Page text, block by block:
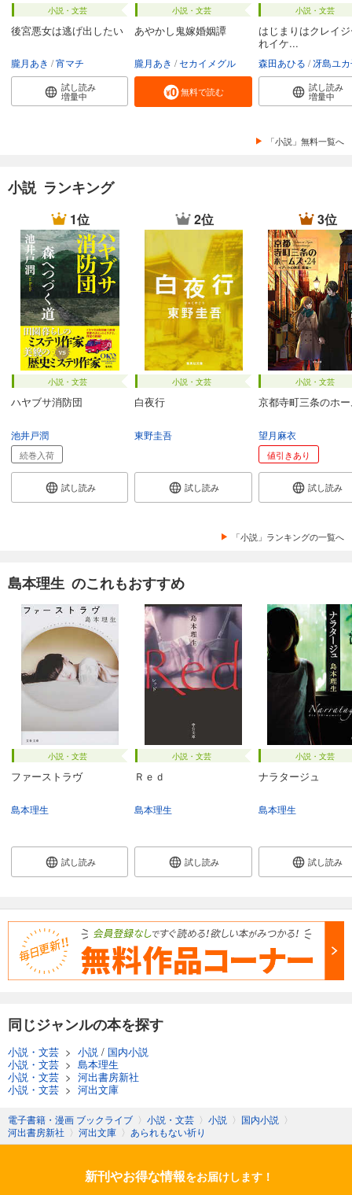
小説・文芸
後宮悪女は逃げ出したい
朧月あき 宵マチ
試し読み
増量中
小説・文芸
あやかし鬼嫁婚姻譚
朧月あき セカイメグル
無料で読む
小説・文芸
はじまりはクレイ
れイケ...
森田あひる 冴島ユ
試し読み
増量中
「小説」無料一覧へ
小説 ランキング
1位
小説・文芸
ハヤブサ消防団
池井戸潤
続巻入荷
試し読み
2位
小説・文芸
白夜行
東野圭吾
試し読み
3位
小説・文芸
京都寺町三条のホ
望月麻衣
値引きあり
試し読み
「小説」ランキングの一覧へ
島本理生 のこれもおすすめ
小説・文芸
ファーストラヴ
島本理生
試し読み
小説・文芸
Ｒｅｄ
島本理生
試し読み
小説・文芸
ナラタージュ
島本理生
試し読み
同じジャンルの本を探す
小説・文芸 > 小説 / 国内小説
小説・文芸 > 島本理生
小説・文芸 > 河出書房新社
小説・文芸 > 河出文庫
電子書籍・漫画 ブックライブ 〉 小説・文芸 〉 小説 〉 国内小説 〉
河出書房新社 〉 河出文庫 〉 あられもない祈り
新刊やお得な情報をお届けします！